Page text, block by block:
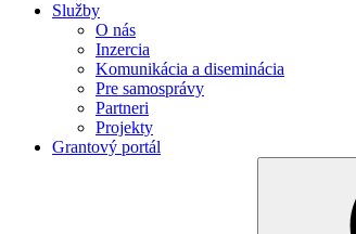
Služby
O nás
Inzercia
Komunikácia a diseminácia
Pre samosprávy
Partneri
Projekty
Grantový portál